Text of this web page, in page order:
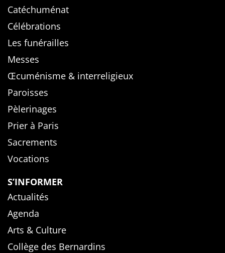
Catéchuménat
Célébrations
Les funérailles
Messes
Œcuménisme & interreligieux
Paroisses
Pèlerinages
Prier à Paris
Sacrements
Vocations
S’INFORMER
Actualités
Agenda
Arts & Culture
Collège des Bernardins